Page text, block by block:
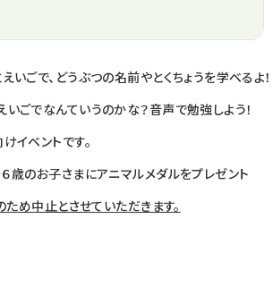
いごで、どうぶつの名前やとくちょうを学べるよ！
ごでなんていうのかな？音声で勉強しよう！
イベントです。
歳のお子さまにアニマルメダルをプレゼント
め中止とさせていただきます。